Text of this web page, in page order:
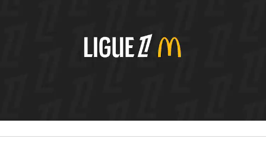
3 - 1